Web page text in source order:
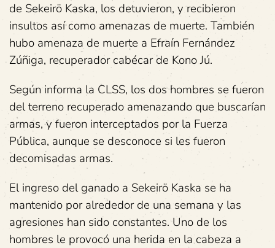
de Sekeirö Kaska, los detuvieron, y recibieron
insultos así como amenazas de muerte. También
hubo amenaza de muerte a Efraín Fernández
Zúñiga, recuperador cabécar de Kono Jú.
Según informa la CLSS, los dos hombres se fueron
del terreno recuperado amenazando que buscarían
armas, y fueron interceptados por la Fuerza
Pública, aunque se desconoce si les fueron
decomisadas armas.
El ingreso del ganado a Sekeirö Kaska se ha
mantenido por alrededor de una semana y las
agresiones han sido constantes. Uno de los
hombres le provocó una herida en la cabeza a